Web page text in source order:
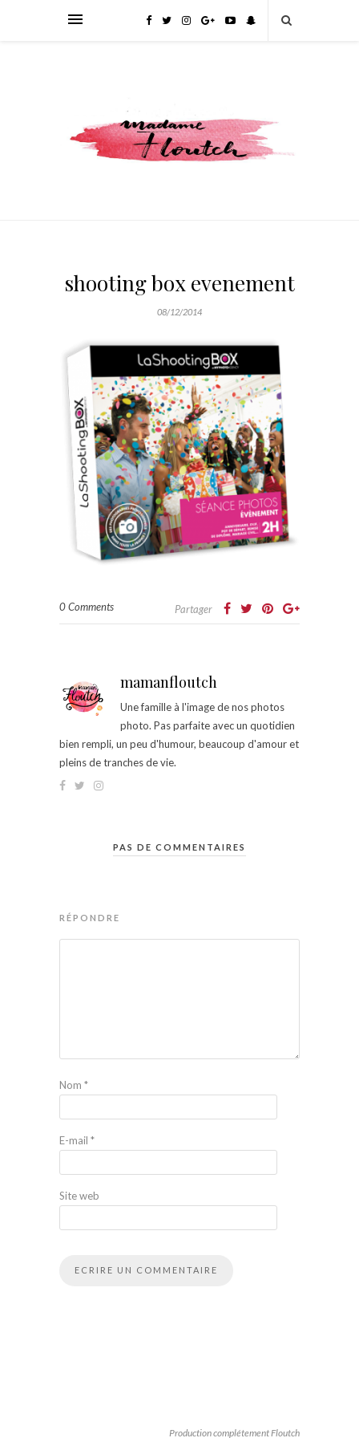
shooting box evenement
08/12/2014
0 Comments Partager
mamanfloutch
Une famille à l'image de nos photos
photo. Pas parfaite avec un quotidien
bien rempli, un peu d'humour, beaucoup d'amour et
pleins de tranches de vie.
PAS DE COMMENTAIRES
RÉPONDRE
Nom *
E-mail *
Site web
Production complétement Floutch